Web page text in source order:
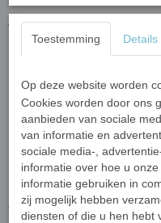
Waarom kiezen voor
Hoogwaardige
Gemakkelijk te
,
Veelzijdig gebruik:
badkamers,
architectuur en
Afmetingen
Toestemming Details
Op deze website worden
Cookies worden door ons
aanbieden van sociale
van informatie en
sociale media-,
informatie over hoe u
informatie gebruiken in
zij mogelijk hebben
diensten of die u hen hebt